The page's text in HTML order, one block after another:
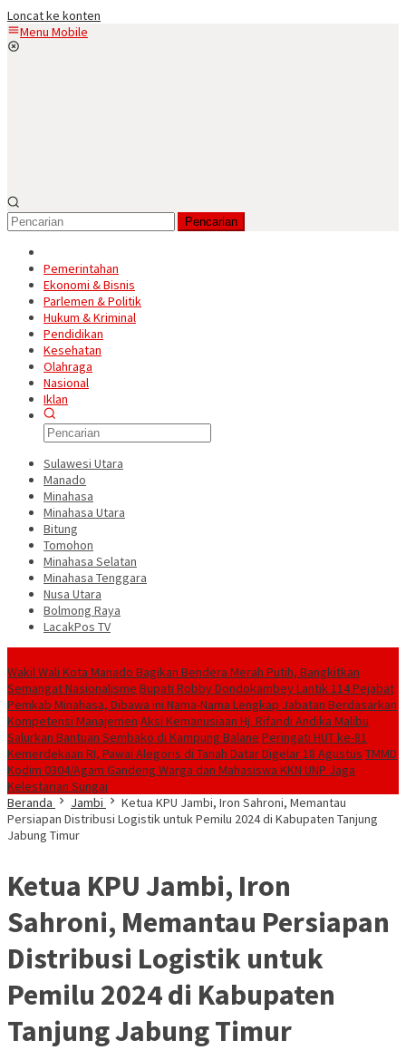
Loncat ke konten
Menu Mobile
Pencarian
Pemerintahan
Ekonomi & Bisnis
Parlemen & Politik
Hukum & Kriminal
Pendidikan
Kesehatan
Olahraga
Nasional
Iklan
Sulawesi Utara
Manado
Minahasa
Minahasa Utara
Bitung
Tomohon
Minahasa Selatan
Minahasa Tenggara
Nusa Utara
Bolmong Raya
LacakPos TV
Wakil Wali Kota Manado Bagikan Bendera Merah Putih, Bangkitkan
Semangat Nasionalisme Bupati Robby Dondokambey Lantik 114 Pejabat
Pemkab Minahasa, Dibawa ini Nama-Nama Lengkap Jabatan Berdasarkan
Kompetensi Manajemen ‎Aksi Kemanusiaan Hj. Rifandi Andika Malibu
Salurkan Bantuan Sembako di Kampung Balane Peringati HUT ke-81
Kemerdekaan RI, Pawai Alegoris di Tanah Datar Digelar 18 Agustus TMMD
Kodim 0304/Agam Gandeng Warga dan Mahasiswa KKN UNP Jaga
Kelestarian Sungai
Beranda
Jambi
Ketua KPU Jambi, Iron Sahroni, Memantau
Persiapan Distribusi Logistik untuk Pemilu 2024 di Kabupaten Tanjung
Jabung Timur
Ketua KPU Jambi, Iron
Sahroni, Memantau Persiapan
Distribusi Logistik untuk
Pemilu 2024 di Kabupaten
Tanjung Jabung Timur